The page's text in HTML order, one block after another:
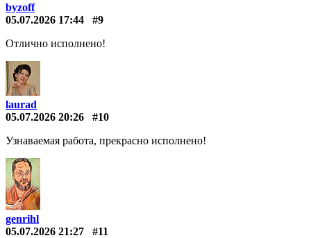
byzoff
05.07.2026 17:44
#9
Отлично исполнено!
laurad
05.07.2026 20:26
#10
Узнаваемая работа, прекрасно исполнено!
genrihl
05.07.2026 21:27
#11